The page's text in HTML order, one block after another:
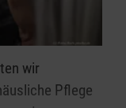
wir
Pflege